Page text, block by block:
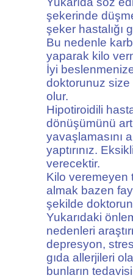
şekerinde
şeker hastalığı
Bu nedenle
yaparak kilo
İyi
doktorunuz size
olur.
Hipotiroidili
dönüşümünü
yavaşlamasını
yaptırınız.
verecektir.
Kilo veremeyen
almak bazen
şekilde
Yukarıdaki
nedenleri
depresyon,
gıda allerjileri
bunların